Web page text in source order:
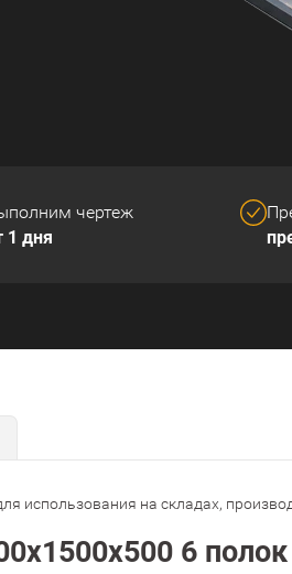
чертеж
1 дня
использования на складах,
6